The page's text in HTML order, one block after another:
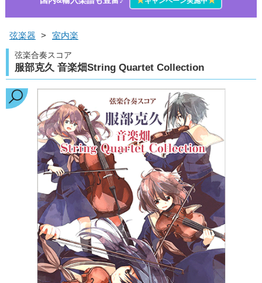
弦楽器 > 室内楽
弦楽合奏スコア
服部克久 音楽畑String Quartet Collection